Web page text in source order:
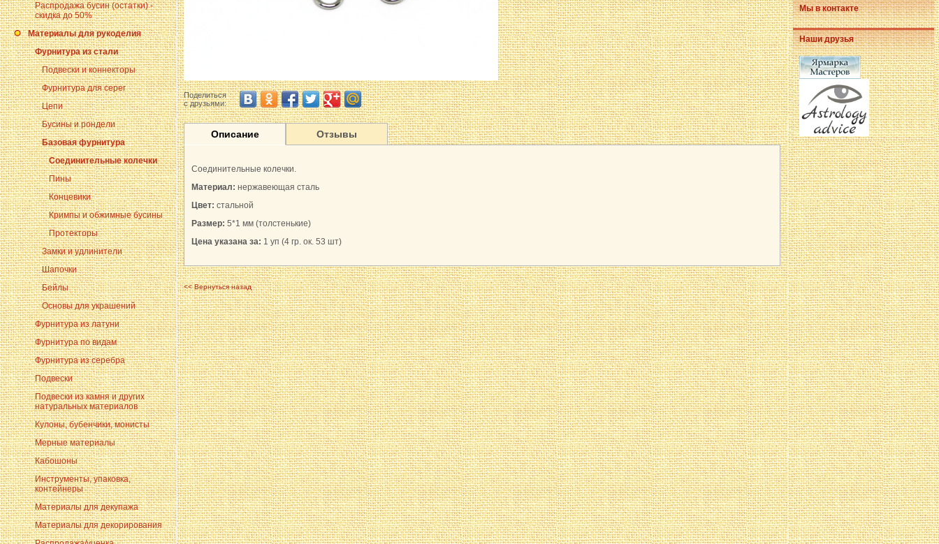
Распродажа бусин (остатки) -
скидка до 50%
Материалы для рукоделия
Фурнитура из стали
Подвески и коннекторы
Фурнитура для серег
Цепи
Бусины и рондели
Базовая фурнитура
Соединительные колечки
Пины
Концевики
Кримпы и обжимные бусины
Протекторы
Замки и удлинители
Шапочки
Бейлы
Основы для украшений
Фурнитура из латуни
Фурнитура по видам
Фурнитура из серебра
Подвески
Подвески из камня и других
натуральных материалов
Кулоны, бубенчики, монисты
Мерные материалы
Кабошоны
Инструменты, упаковка,
контейнеры
Материалы для декупажа
Материалы для декорирования
Поделиться
с друзьями:
Описание Отзывы
Соединительные колечки.
Материал: нержавеющая сталь
Цвет: стальной
Размер: 5*1 мм (толстенькие)
Цена указана за: 1 уп (4 гр. ок. 53 шт)
<< Вернуться назад
Мы в контакте
Наши друзья